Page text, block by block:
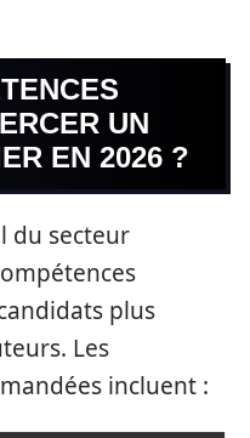
UN
EN 2026 ?
du secteur
plus
Les
incluent :